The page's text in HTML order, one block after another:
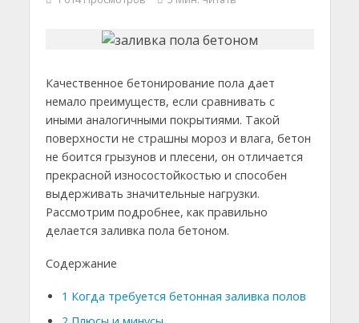
Качественное бетонирование пола дает
немало преимуществ, если сравнивать с
иными аналогичными покрытиями. Такой
поверхности не страшны мороз и влага, бетон
не боится грызунов и плесени, он отличается
прекрасной износостойкостью и способен
выдерживать значительные нагрузки.
Рассмотрим подробнее, как правильно
делается заливка пола бетоном.
Содержание
1 Когда требуется бетонная заливка полов